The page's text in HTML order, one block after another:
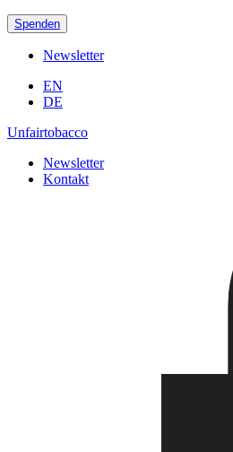
Spenden
Newsletter
EN
DE
Unfairtobacco
Newsletter
Kontakt